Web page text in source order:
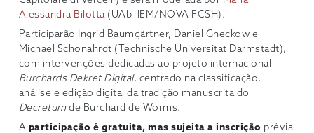
Alessandra Bilotta(UAb–IEM/NOVA FCSH).
Participarão Ingrid Baumgärtner, Daniel Gneckow e
Michael Schonahrdt (Technische Universität Darmstadt),
com intervenções dedicadas ao projeto internacional
Burchards Dekret Digital, centrado na classificação,
análise e edição digital da tradição manuscrita do
Decretum de Burchard de Worms.
A participação é gratuita, mas sujeita a inscrição prévia